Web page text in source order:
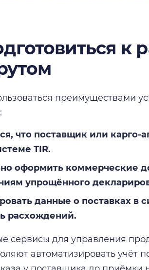
к
преимуществами
что поставщик или карго-
TIR.
оформить коммерческие
упрощённого
данные о поставках в
расхождений.
сервисы для управления
автоматизировать учёт